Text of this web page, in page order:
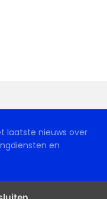
laatste nieuws over
en